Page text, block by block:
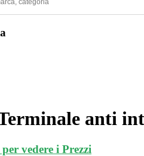
anti
vedere i Prezzi